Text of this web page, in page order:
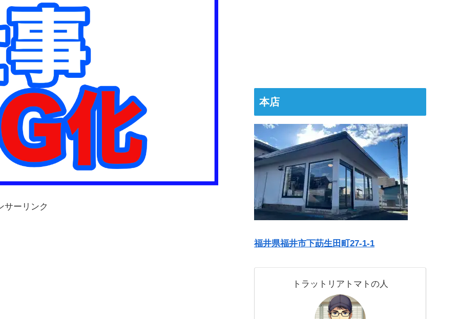
サーリンク
本店
福井県福井市下莇生田町27-1-1
トラットリアトマトの人